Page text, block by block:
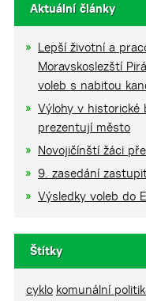
Aktuální články
Lepší životní a
Moravskoslezští
voleb s nabitou
Výlohy v historické
prezentují město
Novojičínští žáci
9. zasedání
Výsledky voleb do
Štítky
cyklo komunální